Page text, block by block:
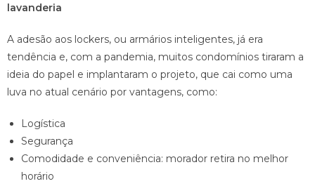
lavanderia
A adesão aos lockers, ou armários inteligentes, já era
tendência e, com a pandemia, muitos condomínios tiraram a
ideia do papel e implantaram o projeto, que cai como uma
luva no atual cenário por vantagens, como:
Logística
Segurança
Comodidade e conveniência: morador retira no melhor
horário